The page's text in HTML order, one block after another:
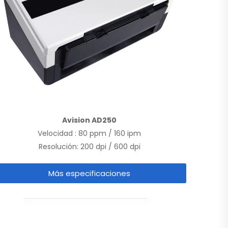
Avision AD250
Velocidad : 80 ppm / 160 ipm
Resolución: 200 dpi / 600 dpi
Más especificaciones